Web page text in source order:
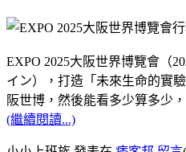
EXPO 2025大阪世界博覽會（
イン），打造「未來生命的實
阪世博，然後能看多少算多少
(繼續閱讀...)